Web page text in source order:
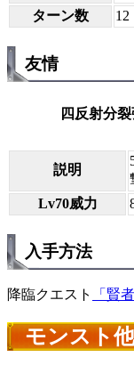
ターン数
12
友情
四反射分
説明
Lv70威力
入手方法
降臨クエスト 「賢者
モンスト